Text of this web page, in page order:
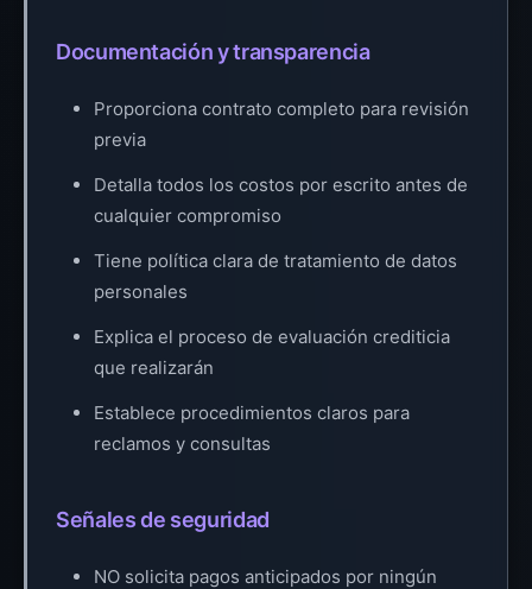
Documentación y transparencia
Proporciona contrato completo para revisión
previa
Detalla todos los costos por escrito antes de
cualquier compromiso
Tiene política clara de tratamiento de datos
personales
Explica el proceso de evaluación crediticia
que realizarán
Establece procedimientos claros para
reclamos y consultas
Señales de seguridad
NO solicita pagos anticipados por ningún